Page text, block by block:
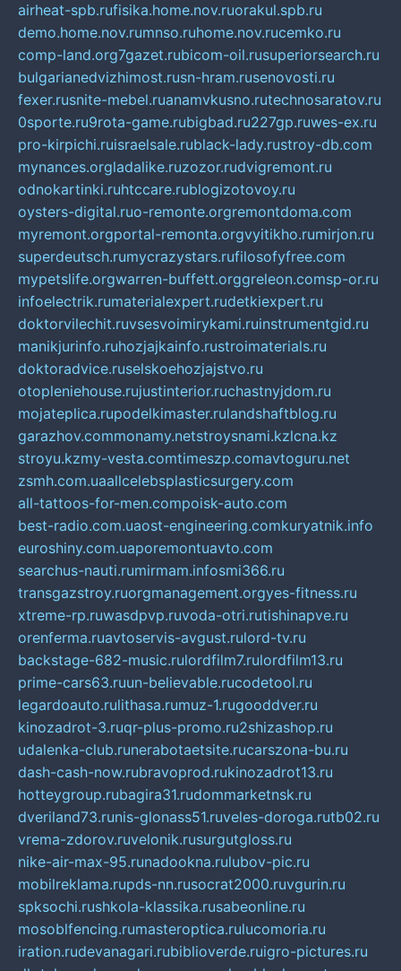
airheat-spb.rufisika.home.nov.ruorakul.spb.ru
demo.home.nov.rumnso.ruhome.nov.rucemko.ru
comp-land.org7gazet.rubicom-oil.rusuperiorsearch.ru
bulgarianedvizhimost.rusn-hram.rusenovosti.ru
fexer.rusnite-mebel.ruanamvkusno.rutechnosaratov.ru
0sporte.ru9rota-game.rubigbad.ru227gp.ruwes-ex.ru
pro-kirpichi.ruisraelsale.rublack-lady.rustroy-db.com
mynances.orgladalike.ruzozor.rudvigremont.ru
odnokartinki.ruhtccare.rublogizotovoy.ru
oysters-digital.ruo-remonte.orgremontdoma.com
myremont.orgportal-remonta.orgvyitikho.rumirjon.ru
superdeutsch.rumycrazystars.rufilosofyfree.com
mypetslife.orgwarren-buffett.orggreleon.comsp-or.ru
infoelectrik.rumaterialexpert.rudetkiexpert.ru
doktorvilechit.ruvsesvoimirykami.ruinstrumentgid.ru
manikjurinfo.ruhozjajkainfo.rustroimaterials.ru
doktoradvice.ruselskoehozjajstvo.ru
otopleniehouse.rujustinterior.ruchastnyjdom.ru
mojateplica.rupodelkimaster.rulandshaftblog.ru
garazhov.commonamy.netstroysnami.kzlcna.kz
stroyu.kzmy-vesta.comtimeszp.comavtoguru.net
zsmh.com.uaallcelebsplasticsurgery.com
all-tattoos-for-men.compoisk-auto.com
best-radio.com.uaost-engineering.comkuryatnik.info
euroshiny.com.uaporemontuavto.com
searchus-nauti.rumirmam.infosmi366.ru
transgazstroy.ruorgmanagement.orgyes-fitness.ru
xtreme-rp.ruwasdpvp.ruvoda-otri.rutishinapve.ru
orenferma.ruavtoservis-avgust.rulord-tv.ru
backstage-682-music.rulordfilm7.rulordfilm13.ru
prime-cars63.ruun-believable.rucodetool.ru
legardoauto.rulithasa.rumuz-1.rugooddver.ru
kinozadrot-3.ruqr-plus-promo.ru2shizashop.ru
udalenka-club.runerabotaetsite.rucarszona-bu.ru
dash-cash-now.rubravoprod.rukinozadrot13.ru
hotteygroup.rubagira31.rudommarketnsk.ru
dveriland73.runis-glonass51.ruveles-doroga.rutb02.ru
vrema-zdorov.ruvelonik.rusurgutgloss.ru
nike-air-max-95.runadookna.rulubov-pic.ru
mobilreklama.rupds-nn.rusocrat2000.ruvgurin.ru
spksochi.rushkola-klassika.rusabeonline.ru
mosoblfencing.rumasteroptica.rulucomoria.ru
iration.rudevanagari.rubiblioverde.ruigro-pictures.ru